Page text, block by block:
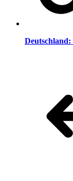
Deutschland: